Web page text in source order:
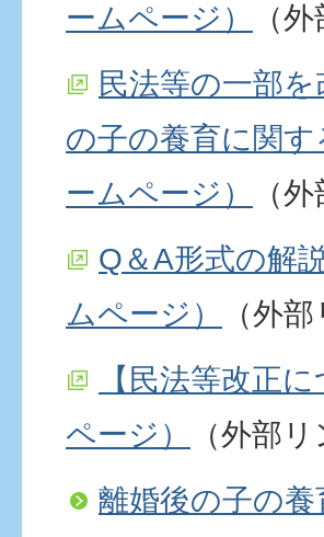
ームページ）
（
民法等の一部
の子の養育に関
ームページ）
（
Q＆A形式の解
ムページ）
（外
【民法等改正
ページ）
（外部リ
離婚後の子の